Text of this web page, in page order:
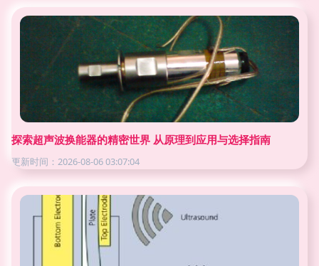
探索超声波换能器的精密世界 从原理到应用与选择指南
更新时间：2026-08-06 03:07:04